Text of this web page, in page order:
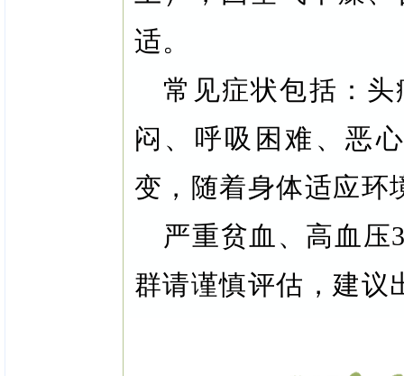
适。
常见症状包括：
闷、呼吸困难、恶
变，随着身体适应环
严重贫血、高血压
群请谨慎评估，建议